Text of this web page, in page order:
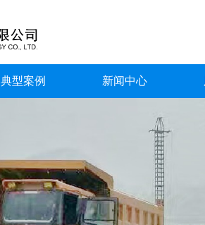
典型案例 新闻中心